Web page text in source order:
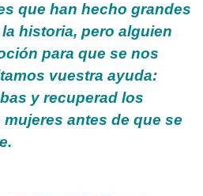
que han hecho grandes
historia, pero alguien
para que se nos
vuestra ayuda:
y recuperad los
antes de que se